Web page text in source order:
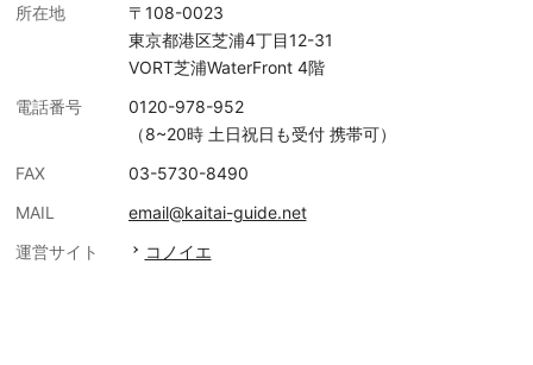
所在地
〒108-0023
東京都港区芝浦4丁目12-31
VORT芝浦WaterFront 4階
電話番号
0120-978-952
（8~20時 土日祝日も受付 携帯可）
FAX
03-5730-8490
MAIL
email@kaitai-guide.net
運営サイト
コノイエ